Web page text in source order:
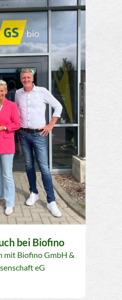
bei Biofino
mit Biofino GmbH &
eG